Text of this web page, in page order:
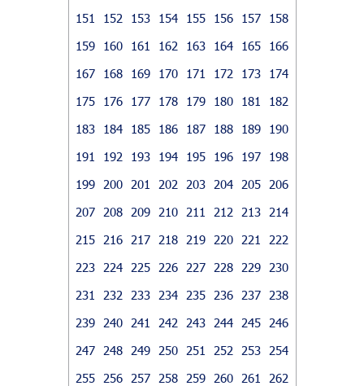
151
152 153 154 155 156 157
158
159
160 161 162 163 164 165
166
167
168 169 170 171 172 173
174
175
176 177 178 179 180 181
182
183
184 185 186 187 188 189
190
191
192 193 194 195 196 197
198
199
200 201 202 203 204 205
206
207
208 209 210 211 212 213
214
215
216 217 218 219 220 221
222
223
224 225 226 227 228 229
230
231
232 233 234 235 236 237
238
239
240 241 242 243 244 245
246
247
248 249 250 251 252 253
254
255
256 257 258 259 260 261
262